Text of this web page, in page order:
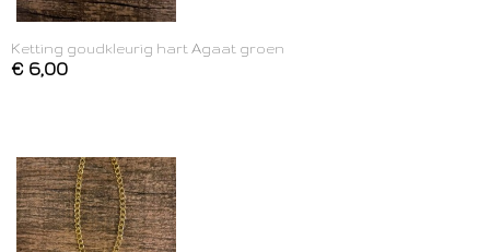
Ketting goudkleurig hart Agaat groen
€ 6,00